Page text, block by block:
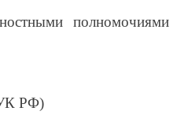
полномочиями
УК РФ)